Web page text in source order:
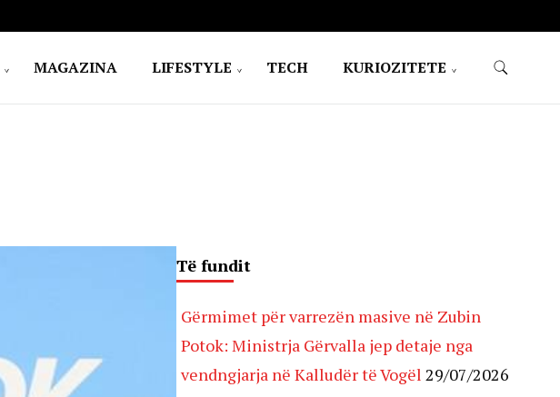
MAGAZINA LIFESTYLE TECH KURIOZITETE
Të fundit
Gërmimet për varrezën masive në Zubin
Potok: Ministrja Gërvalla jep detaje nga
vendngjarja në Kalludër të Vogël 29/07/2026